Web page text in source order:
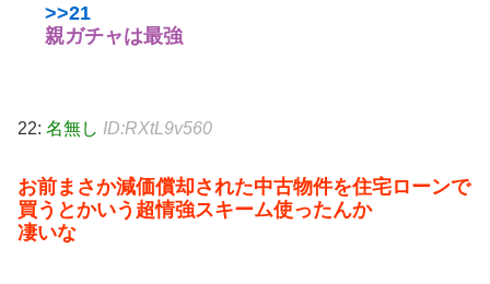
>>21
親ガチャは最強
22: 名無し ID:RXtL9v560
お前まさか減価償却された中古物件を住宅ローンで
買うとかいう超情強スキーム使ったんか
凄いな